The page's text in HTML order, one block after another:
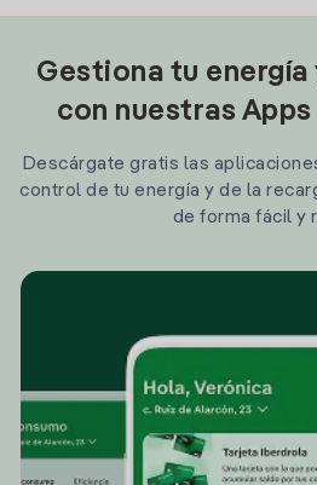
Gestiona tu
con nuestras
Descárgate gratis las
control de tu energía y de la
de forma fácil y